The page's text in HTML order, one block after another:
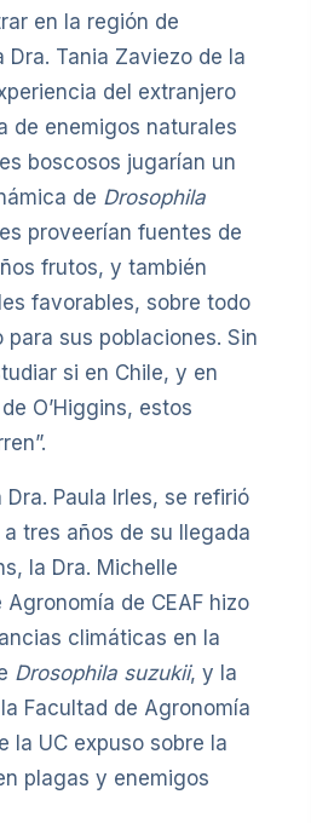
en la región de
Dra. Tania Zaviezo de la
del extranjero
de enemigos naturales
boscosos jugarían un
de Drosophila
proveerían fuentes de
frutos, y también
favorables, sobre todo
sus poblaciones. Sin
si en Chile, y en
O’Higgins, estos
Paula Irles, se refirió
tres años de su llegada
la Dra. Michelle
de CEAF hizo
climáticas en la
Drosophila suzukii, y la
Facultad de Agronomía
la UC expuso sobre la
plagas y enemigos